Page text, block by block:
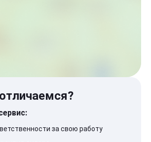
за свою работу